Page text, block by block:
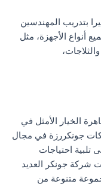
بتدريب المهندسين
أنواع الأجهزة، مثل
الخيار الأمثل في
جونكررزة في مجال
احتياجات
شركة جونكر العديد
متنوعة من